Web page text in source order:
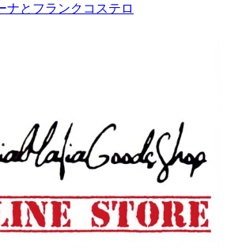
ナとフランクコステロ